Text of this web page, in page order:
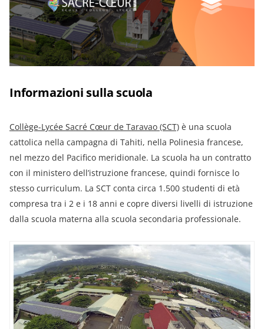
Informazioni sulla scuola
Collège-Lycée Sacré Cœur de Taravao (SCT) è una scuola
cattolica nella campagna di Tahiti, nella Polinesia francese,
nel mezzo del Pacifico meridionale. La scuola ha un contratto
con il ministero dell’istruzione francese, quindi fornisce lo
stesso curriculum. La SCT conta circa 1.500 studenti di età
compresa tra i 2 e i 18 anni e copre diversi livelli di istruzione
dalla scuola materna alla scuola secondaria professionale.